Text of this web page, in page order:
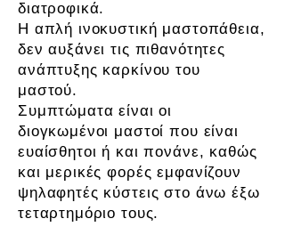
διατροφικά.
Η απλή ινοκυστική μαστοπάθεια,
δεν αυξάνει τις πιθανότητες
ανάπτυξης καρκίνου του
μαστού.
Συμπτώματα είναι οι
διογκωμένοι μαστοί που είναι
ευαίσθητοι ή και πονάνε, καθώς
και μερικές φορές εμφανίζουν
ψηλαφητές κύστεις στο άνω έξω
τεταρτημόριο τους.